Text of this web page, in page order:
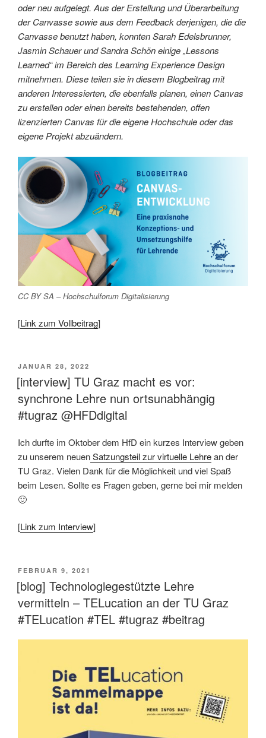
oder neu aufgelegt. Aus der Erstellung und Überarbeitung
der Canvasse sowie aus dem Feedback derjenigen, die die
Canvasse benutzt haben, konnten Sarah Edelsbrunner,
Jasmin Schauer und Sandra Schön einige „Lessons
Learned“ im Bereich des Learning Experience Design
mitnehmen. Diese teilen sie in diesem Blogbeitrag mit
anderen Interessierten, die ebenfalls planen, einen Canvas
zu erstellen oder einen bereits bestehenden, offen
lizenzierten Canvas für die eigene Hochschule oder das
eigene Projekt abzuändern.
CC BY SA – Hochschulforum Digitalisierung
[Link zum Vollbeitrag]
VERÖFFENTLICHT
AM
JANUAR 28, 2022
[interview] TU Graz macht es vor:
synchrone Lehre nun ortsunabhängig
#tugraz @HFDdigital
Ich durfte im Oktober dem HfD ein kurzes Interview geben
zu unserem neuenSatzungsteil zur virtuelle Lehrean der
TU Graz. Vielen Dank für die Möglichkeit und viel Spaß
beim Lesen. Sollte es Fragen geben, gerne bei mir melden
🙂
[Link zum Interview]
VERÖFFENTLICHT
AM
FEBRUAR 9, 2021
[blog] Technologiegestützte Lehre
vermitteln – TELucation an der TU Graz
#TELucation #TEL #tugraz #beitrag